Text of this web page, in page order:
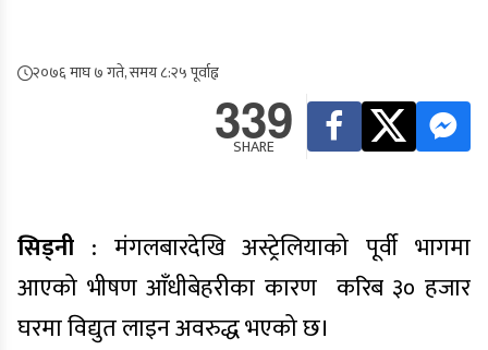
२०७६ माघ ७ गते, समय ८:२५ पूर्वाह्न
339
SHARE
सिड्नी : मंगलबारदेखि अस्ट्रेलियाको पूर्वी भागमा
आएको भीषण आँधीबेहरीका कारण करिब ३० हजार
घरमा विद्युत लाइन अवरुद्ध भएको छ।